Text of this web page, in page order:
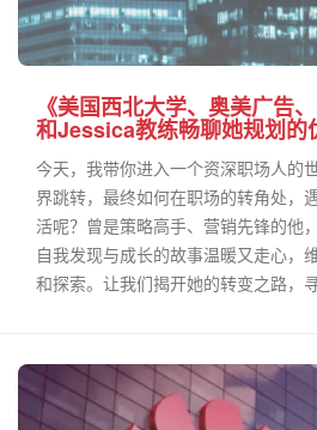
《美国西北大学、奥美广告
和Jessica教练畅聊她规划的
今天，我带你进入一个资深职场人的
界跳转，最终如何在职场的转角处，
活呢？曾是策略高手、营销先锋的他
自我发现与成长的故事温暖又走心，
和探索。让我们揭开她的转变之路，